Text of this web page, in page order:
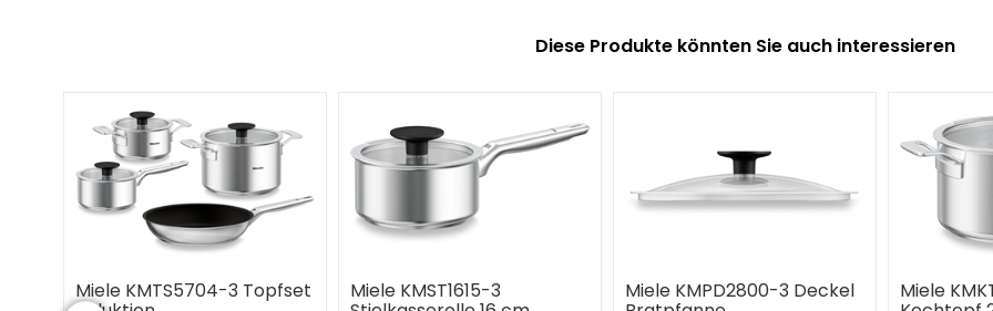
Diese Produkte könnten Sie auch interessieren
Miele KMTS5704-3 Topfset Miele KMST1615-3 Miele KMPD2800-3 Deckel Miele